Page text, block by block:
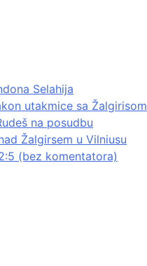
Selahija
utakmice sa Žalgirisom
na posudbu
Žalgirsem u Vilniusu
(bez komentatora)